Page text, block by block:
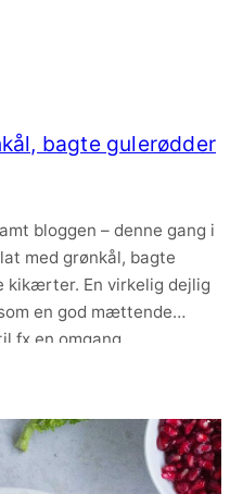
bagte gulerødder
bloggen – denne gang i
med grønkål, bagte
kikærter. En virkelig dejlig
en god mættende
fx en omgang